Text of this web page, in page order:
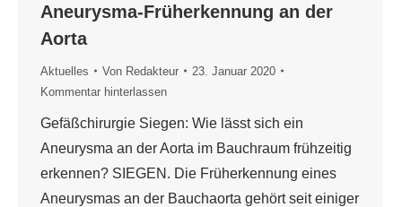
Aneurysma-Früherkennung an der
Aorta
Aktuelles Von Redakteur
23. Januar 2020
Kommentar hinterlassen
Gefäßchirurgie Siegen: Wie lässt sich ein
Aneurysma an der Aorta im Bauchraum frühzeitig
erkennen? SIEGEN. Die Früherkennung eines
Aneurysmas an der Bauchaorta gehört seit einiger